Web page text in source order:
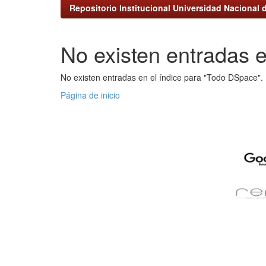
Repositorio Institucional Universidad Nacional
No existen entradas
No existen entradas en el índice para "Todo DSpace".
Página de inicio